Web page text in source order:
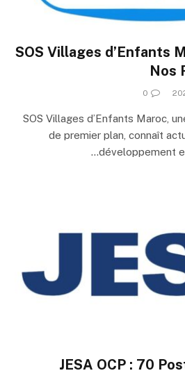
SOS Villages d’Enfants
Nos
0
SOS Villages d’Enfants Maroc,
de premier plan, connaît
développement
JESA OCP : 70